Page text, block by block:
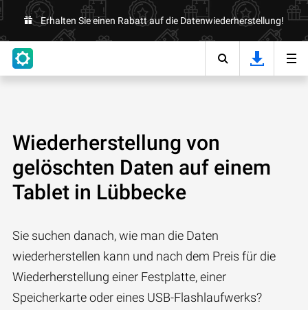
Erhalten Sie einen Rabatt auf die Datenwiederherstellung!
Wiederherstellung von
gelöschten Daten auf einem
Tablet in Lübbecke
Sie suchen danach, wie man die Daten
wiederherstellen kann und nach dem Preis für die
Wiederherstellung einer Festplatte, einer
Speicherkarte oder eines USB-Flashlaufwerks?